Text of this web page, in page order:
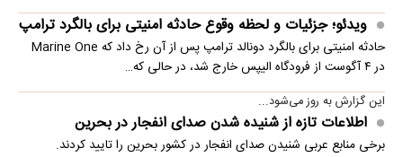
ویدئو؛ جزئیات و لحظه وقوع حادثه امنیتی برای بالگرد ترامپ
حادثه امنیتی برای بالگرد دونالد ترامپ پس از آن رخ داد که Marine One
در ۴ آگوست از فرودگاه الیپس خارج شد، در حالی که…
این گزارش به روز می‌شود...
اطلاعات تازه از شنیده شدن صدای انفجار در بحرین
برخی منابع عربی شنیدن صدای انفجار در کشور بحرین را تایید کردند.